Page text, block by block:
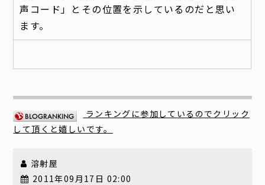
声コード」とその位置を示しているのだと思い
ます。
ランキングに参加しているのでクリック
して頂くと嬉しいです。
溶射屋
2011年09月17日 02:00